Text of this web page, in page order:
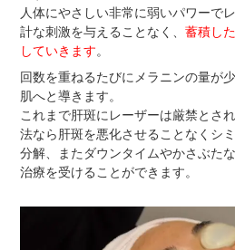
人体にやさしい非常に弱いパワーで
計な刺激を与えることなく、蓄積し
していきます。
回数を重ねるたびにメラニンの量が
肌へと導きます。
これまで肝斑にレーザーは厳禁とさ
法なら肝斑を悪化させることなくシ
分解、またダウンタイムやかさぶた
治療を受けることができます。